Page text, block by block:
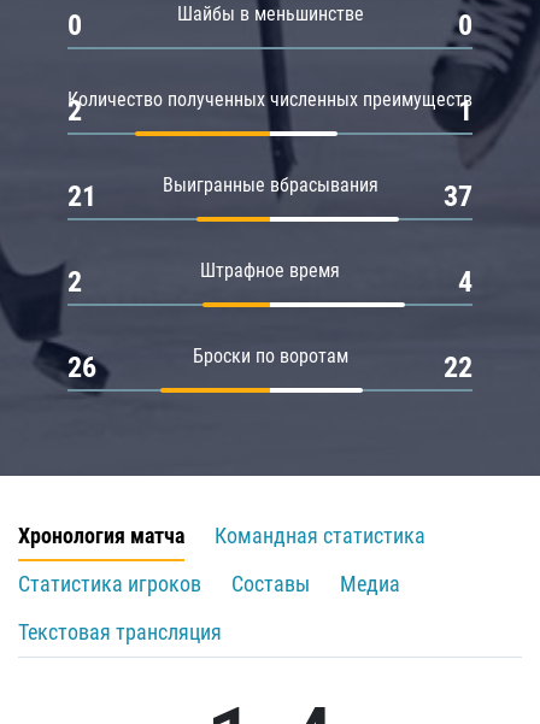
Шайбы в меньшинстве
0 0
Количество полученных численных преимуществ
2 1
Выигранные вбрасывания
21 37
Штрафное время
2 4
Броски по воротам
26 22
Хронология матча
Командная статистика
Статистика игроков
Составы
Медиа
Текстовая трансляция